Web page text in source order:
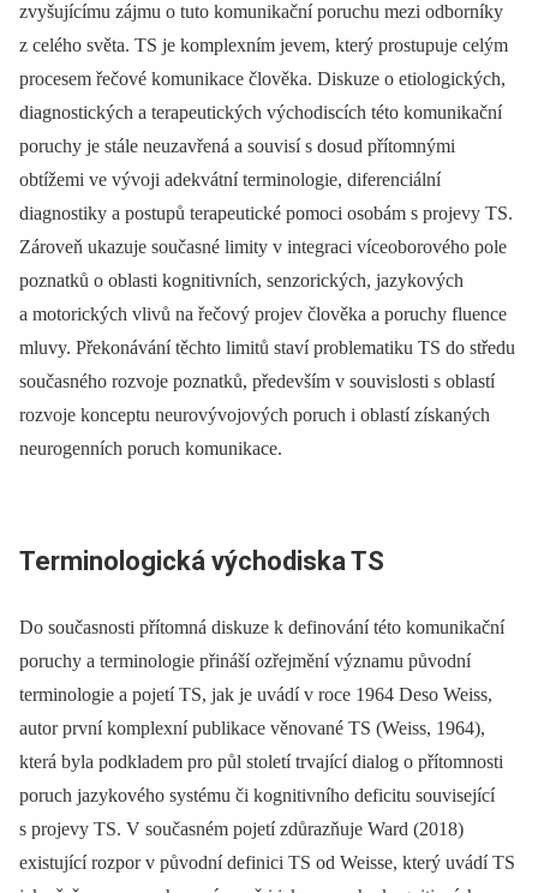
zvyšujícímu zájmu o tuto komunikační poruchu mezi odborníky
z celého světa. TS je komplexním jevem, který prostupuje celým
procesem řečové komunikace člověka. Diskuze o etiologických,
diagnostických a terapeutických východiscích této komunikační
poruchy je stále neuzavřená a souvisí s dosud přítomnými
obtížemi ve vývoji adekvátní terminologie, diferenciální
diagnostiky a postupů terapeutické pomoci osobám s projevy TS.
Zároveň ukazuje současné limity v integraci víceoborového pole
poznatků o oblasti kognitivních, senzorických, jazykových
a motorických vlivů na řečový projev člověka a poruchy fluence
mluvy. Překonávání těchto limitů staví problematiku TS do středu
současného rozvoje poznatků, především v souvislosti s oblastí
rozvoje konceptu neurovývojových poruch i oblastí získaných
neurogenních poruch komunikace.
Terminologická východiska TS
Do současnosti přítomná diskuze k definování této komunikační
poruchy a terminologie přináší ozřejmění významu původní
terminologie a pojetí TS, jak je uvádí v roce 1964 Deso Weiss,
autor první komplexní publikace věnované TS (Weiss, 1964),
která byla podkladem pro půl století trvající dialog o přítomnosti
poruch jazykového systému či kognitivního deficitu související
s projevy TS. V současném pojetí zdůrazňuje Ward (2018)
existující rozpor v původní definici TS od Weisse, který uvádí TS